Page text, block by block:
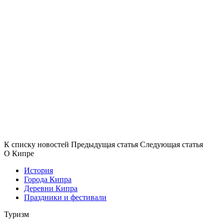
К списку новостей Предыдущая статья Следующая статья
О Кипре
История
Города Кипра
Деревни Кипра
Праздники и фестивали
Туризм